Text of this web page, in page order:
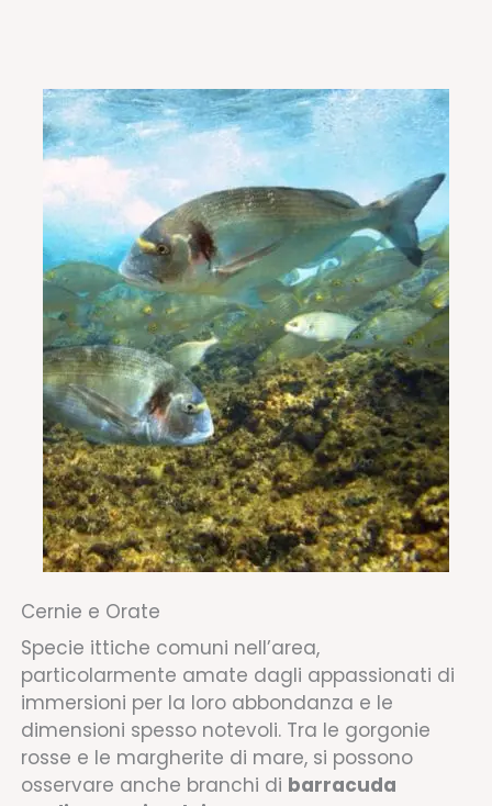
Cernie e Orate
Specie ittiche comuni nell’area,
particolarmente amate dagli appassionati di
immersioni per la loro abbondanza e le
dimensioni spesso notevoli. Tra le gorgonie
rosse e le margherite di mare, si possono
osservare anche branchi di barracuda